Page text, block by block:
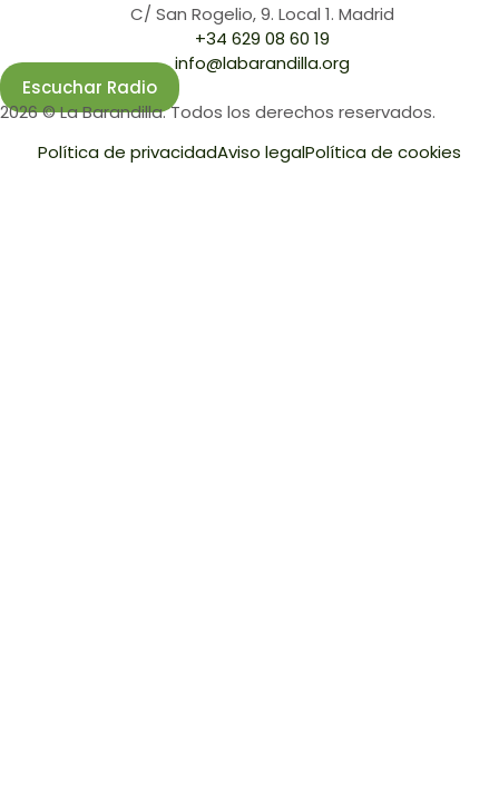
C/ San Rogelio, 9. Local 1. Madrid
+34 629 08 60 19
info@labarandilla.org
Escuchar Radio
2026 © La Barandilla. Todos los derechos reservados.
Política de privacidadAviso legalPolítica de cookies